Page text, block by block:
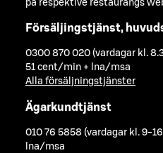
på respektive restaurangs
Försäljingstjänst,
0300 870 020 (vardagar kl.
51 cent/min + lna/msa
Alla försäljningstjänster
Ägarkundtjänst
010 76 5858 (vardagar kl. 9-
lna/msa